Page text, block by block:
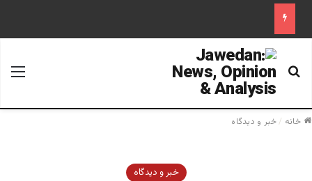
جستجو برای
خانه /خبر و دیدگاه
خبر و دیدگاه